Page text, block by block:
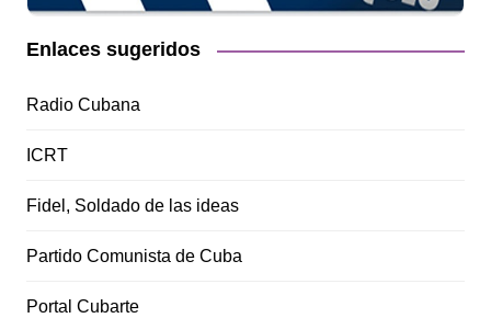
Enlaces sugeridos
Radio Cubana
ICRT
Fidel, Soldado de las ideas
Partido Comunista de Cuba
Portal Cubarte